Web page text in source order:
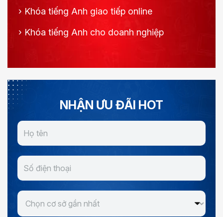
› Khóa tiếng Anh giao tiếp online
› Khóa tiếng Anh cho doanh nghiệp
NHẬN ƯU ĐÃI HOT